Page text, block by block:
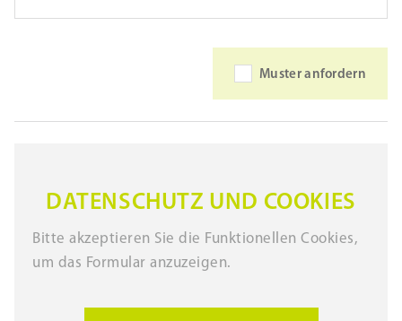
Muster anfordern
DATENSCHUTZ UND COOKIES
Bitte akzeptieren Sie die Funktionellen Cookies,
um das Formular anzuzeigen.